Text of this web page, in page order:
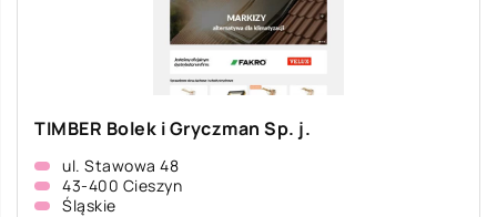
TIMBER Bolek i Gryczman Sp. j.
ul. Stawowa 48
43-400 Cieszyn
Śląskie